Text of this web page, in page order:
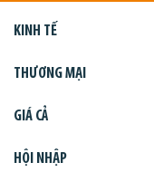
KINH TẾ
THƯƠNG MẠI
GIÁ CẢ
HỘI NHẬP